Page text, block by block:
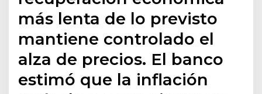
más lenta de lo previsto
mantiene controlado el
alza de precios. El banco
estimó que la inflación